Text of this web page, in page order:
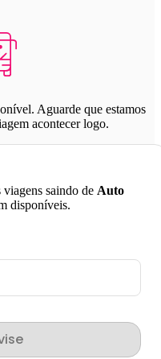
Aguarde que estamos
acontecer logo.
viagens saindo de Auto
disponíveis.